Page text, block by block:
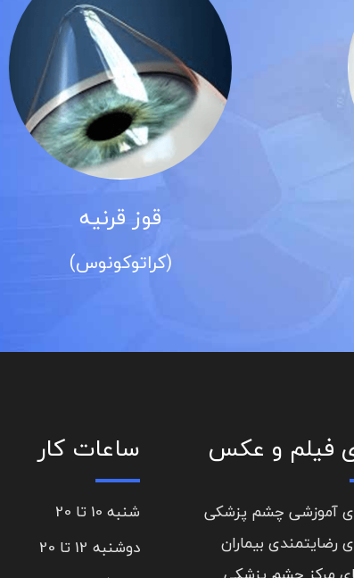
فیلم و عکس
آموزشی چشم پزشکی
رضایتمندی بیماران
ساعات کار
شنبه 10 تا 20
دوشنبه 12 تا 20